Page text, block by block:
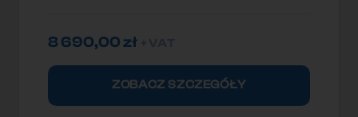
8 690,00zł
ZOBACZ SZCZEGÓŁY